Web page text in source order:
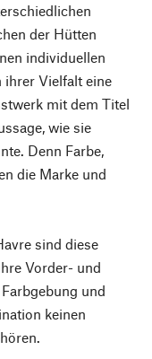
der Hütten
individuellen
ihrer Vielfalt eine
mit dem Titel
wie sie
Denn Farbe,
die Marke und
sind diese
Vorder- und
und
keinen